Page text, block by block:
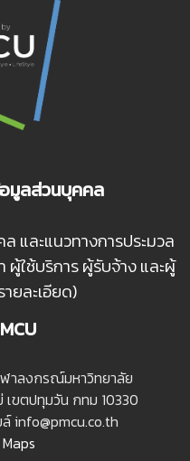
มูลส่วนบุคคล
และแนวทางการประมวล
ใช้บริการ ผู้รับจ้าง และผู้
ยละเอียด)
าลงกรณ์มหาวิทยาลัย
ขตปทุมวัน กทม 10330
info@pmcu.co.th